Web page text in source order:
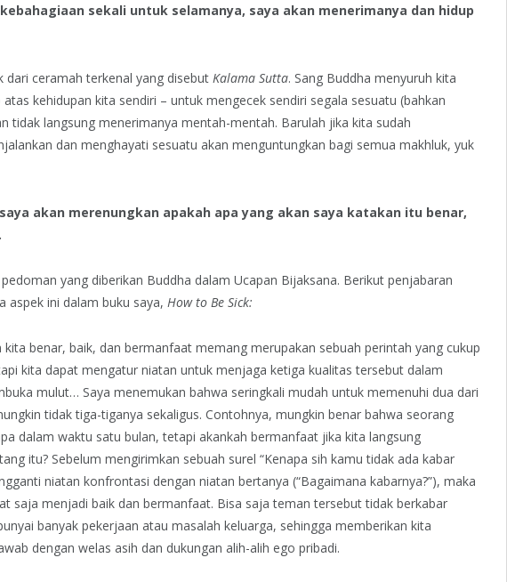
sekali untuk selamanya, saya akan menerimanya dan hidup
dari ceramah terkenal yang disebut Kalama Sutta. Sang Buddha menyuruh kita
kehidupan kita sendiri – untuk mengecek sendiri segala sesuatu (bahkan
tidak langsung menerimanya mentah-mentah. Barulah jika kita sudah
dan menghayati sesuatu akan menguntungkan bagi semua makhluk, yuk
akan merenungkan apakah apa yang akan saya katakan itu benar,
yang diberikan Buddha dalam Ucapan Bijaksana. Berikut penjabaran
aspek ini dalam buku saya, How to Be Sick:
benar, baik, dan bermanfaat memang merupakan sebuah perintah yang cukup
kita dapat mengatur niatan untuk menjaga ketiga kualitas tersebut dalam
mulut… Saya menemukan bahwa seringkali mudah untuk memenuhi dua dari
tidak tiga-tiganya sekaligus. Contohnya, mungkin benar bahwa seorang
dalam waktu satu bulan, tetapi akankah bermanfaat jika kita langsung
itu? Sebelum mengirimkan sebuah surel “Kenapa sih kamu tidak ada kabar
niatan konfrontasi dengan niatan bertanya (“Bagaimana kabarnya?”), maka
saja menjadi baik dan bermanfaat. Bisa saja teman tersebut tidak berkabar
banyak pekerjaan atau masalah keluarga, sehingga memberikan kita
dengan welas asih dan dukungan alih-alih ego pribadi.